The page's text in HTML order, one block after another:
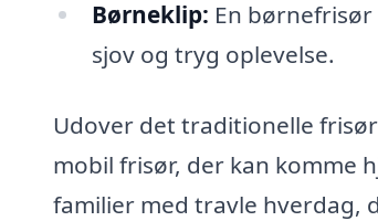
Børneklip: En
sjov og tryg oplevelse.
Udover det traditionelle
mobil frisør, der kan komme
familier med travle hverdag,